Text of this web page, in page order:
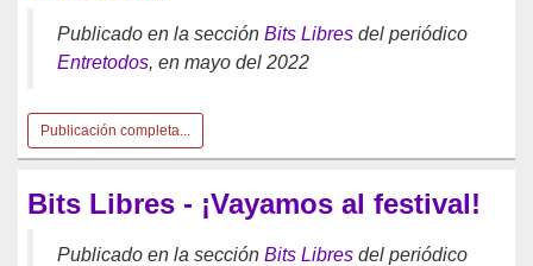
Publicado en la sección Bits Libres del periódico
Entretodos, en mayo del 2022
Publicación completa...
Bits Libres - ¡Vayamos al festival!
Publicado en la sección Bits Libres del periódico